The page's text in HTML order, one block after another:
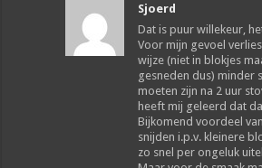
Sjoerd
Dat is puur willekeur,
Voor mijn gevoel
wijze (niet in blokjes
gesneden dus) minder
moeten zijn na 2 uur
heeft mij geleerd dat
Bijkomend voordeel
snijden i.p.v. kleinere
zo snel per ongeluk